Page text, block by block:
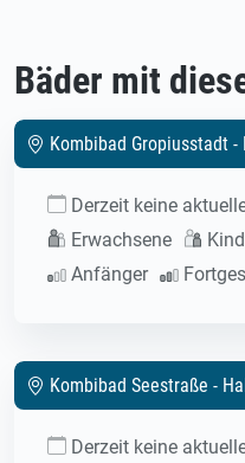
Bäder mit
Kombibad Gropiusstadt -
Derzeit keine
Erwachsene
Anfänger
Kombibad Seestraße -
Derzeit keine